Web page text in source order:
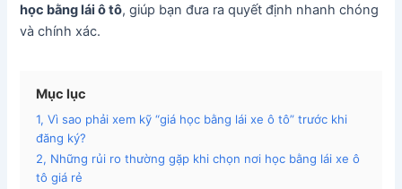
học bằng lái ô tô, giúp bạn đưa ra quyết định nhanh chóng
và chính xác.
Mục lục
1, Vì sao phải xem kỹ “giá học bằng lái xe ô tô” trước khi
đăng ký?
2, Những rủi ro thường gặp khi chọn nơi học bằng lái xe ô
tô giá rẻ